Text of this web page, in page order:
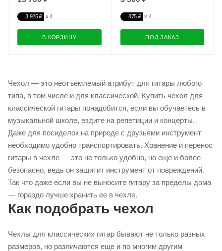
3 925 ₽
В КОРЗИНУ
875 ₽
ПОД ЗАКАЗ
Чехол — это неотъемлемый атрибут для гитары любого
типа, в том числе и для классической. Купить чехол для
классической гитары понадобится, если вы обучаетесь в
музыкальной школе, ездите на репетиции и концерты.
Даже для посиделок на природе с друзьями инструмент
необходимо удобно транспортировать. Хранение и перенос
гитары в чехле — это не только удобно, но еще и более
безопасно, ведь он защитит инструмент от повреждений.
Так что даже если вы не выносите гитару за пределы дома
— гораздо лучше хранить ее в чехле.
Как подобрать чехол
Чехлы для классических гитар бывают не только разных
размеров, но различаются еще и по многим другим